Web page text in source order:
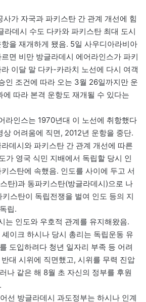
가 자국과 파키스탄 간 관계 개선에 힘
라데시 수도 다카와 파키스탄 최대 도시
을 재개하게 됐음. 5일 사우디아라비아
면 비만 방글라데시 에어라인스가 파키
이달 말 다카-카라치 노선에 다시 여객
인 조건에 따라 오는 3월 26일까지만 운
에 따라 본격 운항도 재개될 수 있다는
라인스는 1970년대 이 노선에 취항했다
상 어려움에 직면, 2012년 운항을 중단.
데시와 파키스탄 간 관계 개선에 따른
가 영국 식민 지배에서 독립할 당시 인
스탄에 속했음. 인도를 사이에 두고 서
탄)과 동파키스탄(방글라데시)으로 나
스탄이 독립전쟁을 벌여 인도 등의 지
립.
는 인도와 우호적 관계를 유지해왔음.
이크 하시나 당시 총리는 독립운동 유
도입하려다 청년 일자리 부족 등 어려
대 시위에 직면했고, 시위를 무력 진압
나 같은 해 8월 초 자신의 정부를 후원
선 방글라데시 과도정부는 하시나 인계